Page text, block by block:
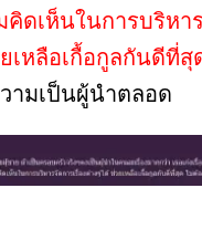
ดเห็นในการบริหา
เหลือเกื้อกูลกันดีที่สุ
ามเป็นผู้นำตลอด